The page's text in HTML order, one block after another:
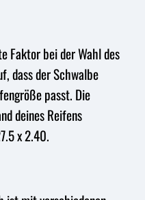
Faktor bei der Wahl des
dass der Schwalbe
passt. Die
deines Reifens
x 2.40.